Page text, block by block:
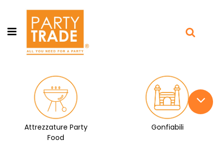
Open menu
Attrezzature Party
Food
Gonfiabili